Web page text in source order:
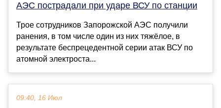
АЭС пострадали при ударе ВСУ по станции
Трое сотрудников Запорожской АЭС получили
ранения, в том числе один из них тяжёлое, в
результате беспрецедентной серии атак ВСУ по
атомной электроста...
09:40, 16 Июл